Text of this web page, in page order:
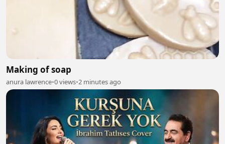
Making of soap
anura lawrence•0 views•2 minutes ago